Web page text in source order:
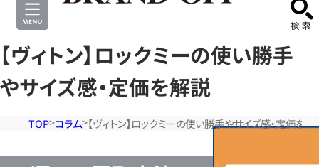
【ヴィトン】ロックミーの使い勝手
やサイズ感・定価を解説
TOP コラム 【ヴィトン】ロックミーの使い勝手やサイズ感・定価を解